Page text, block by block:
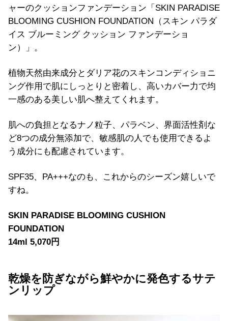
ャーのクッションファンデーション「SKIN PARADISE
BLOOMING CUSHION FOUNDATION（スキン パラダ
イス ブルーミング クッション ファンデーショ
ン）」。
植物天然由来成分とダリア花のスキンコンディショニ
ング作用で肌にしっとりと密着し、高いカバー力で均
一感のある美しい肌へ整えてくれます。
肌への負担となるナノ粒子、パラベン、界面活性剤な
ど8つの成分無添加で、敏感肌の人でも使用できるよ
う成分にも配慮されています。
SPF35、PA+++なのも、これからのシーズン嬉しいで
すね。
SKIN PARADISE BLOOMING CUSHION
FOUNDATION
14ml 5,070円
乾燥を防ぎながら鮮やかに発色するサテ
ンリップ